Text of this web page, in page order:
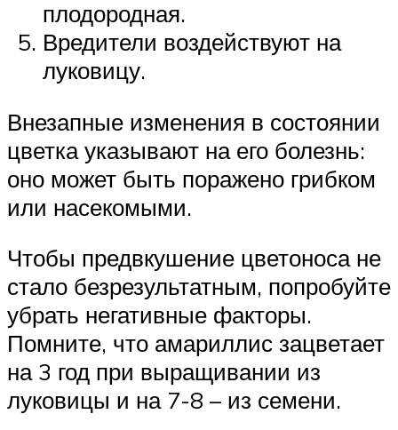
плодородная.
Вредители воздействуют на
луковицу.
Внезапные изменения в состоянии
цветка указывают на его болезнь:
оно может быть поражено грибком
или насекомыми.
Чтобы предвкушение цветоноса не
стало безрезультатным, попробуйте
убрать негативные факторы.
Помните, что амариллис зацветает
на 3 год при выращивании из
луковицы и на 7-8 – из семени.